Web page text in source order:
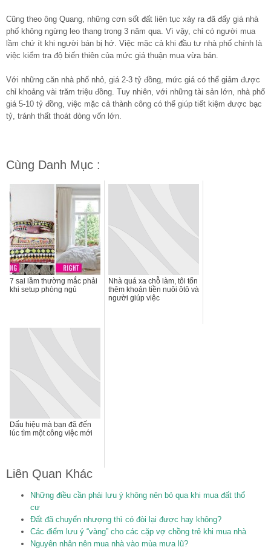
Cũng theo ông Quang, những cơn sốt đất liên tục xảy ra đã đẩy giá nhà
phố không ngừng leo thang trong 3 năm qua. Vì vậy, chỉ có người mua
lầm chứ ít khi người bán bị hớ. Việc mặc cả khi đầu tư nhà phố chính là
việc kiểm tra độ biến thiên của mức giá thuận mua vừa bán.
Với những căn nhà phố nhỏ, giá 2-3 tỷ đồng, mức giá có thể giảm được
chỉ khoảng vài trăm triệu đồng. Tuy nhiên, với những tài sản lớn, nhà phố
giá 5-10 tỷ đồng, việc mặc cả thành công có thể giúp tiết kiệm được bạc
tỷ, tránh thất thoát dòng vốn lớn.
Cùng Danh Mục :
7 sai lầm thường mắc phải
khi setup phòng ngủ
Nhà quá xa chỗ làm, tôi tốn
thêm khoản tiền nuôi ôtô và
người giúp việc
Dấu hiệu mà bạn đã đến
lúc tìm một công việc mới
Liên Quan Khác
Những điều cần phải lưu ý không nên bỏ qua khi mua đất thổ
cư
Đất đã chuyển nhượng thì có đòi lại được hay không?
Các điểm lưu ý “vàng” cho các cặp vợ chồng trẻ khi mua nhà
Nguyên nhân nên mua nhà vào mùa mưa lũ?